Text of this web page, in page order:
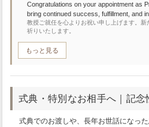
Congratulations on your appointment as
bring continued success, fulfillment, and
教授ご就任を心よりお祝い申し上げます。
祈りいたします。
もっと見る
式典・特別なお相手へ｜記念
式典でのお渡しや、長年お世話になっ